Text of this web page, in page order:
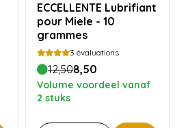
ECCELLENTE Lubrifiant
pour Miele - 10
grammes
3 évaluations
12,508,50
Volume voordeel vanaf
2 stuks